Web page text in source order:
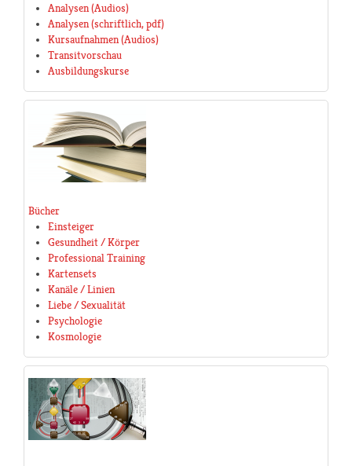
Analysen (Audios)
Analysen (schriftlich, pdf)
Kursaufnahmen (Audios)
Transitvorschau
Ausbildungskurse
Bücher
Einsteiger
Gesundheit / Körper
Professional Training
Kartensets
Kanäle / Linien
Liebe / Sexualität
Psychologie
Kosmologie